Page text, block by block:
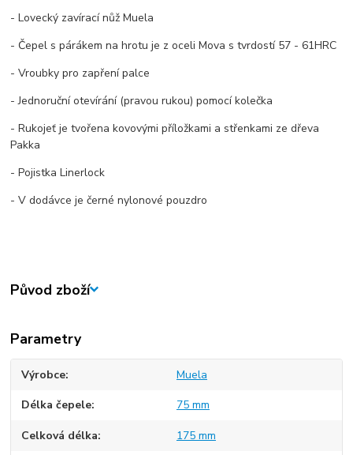
- Lovecký zavírací nůž Muela
- Čepel s párákem na hrotu je z oceli Mova s tvrdostí 57 - 61HRC
- Vroubky pro zapření palce
- Jednoruční otevírání (pravou rukou) pomocí kolečka
- Rukojeť je tvořena kovovými příložkami a střenkami ze dřeva
Pakka
- Pojistka Linerlock
- V dodávce je černé nylonové pouzdro
Původ zboží
Parametry
Výrobce Muela
Délka čepele 75 mm
Celková délka 175 mm